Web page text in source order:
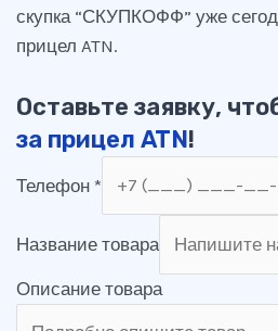
скупка “СКУПКОФФ” уже
прицел ATN.
Оставьте заявку,
за прицел ATN!
Телефон *
Название товара
Описание товара